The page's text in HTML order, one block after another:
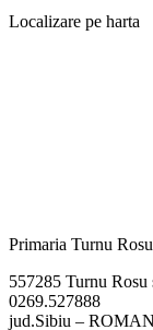
Localizare pe harta
Primaria Turnu Rosu
557285 Turnu Rosu
0269.527888
jud.Sibiu –